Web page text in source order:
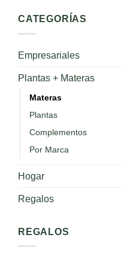
CATEGORÍAS
Empresariales
Plantas + Materas
Materas
Plantas
Complementos
Por Marca
Hogar
Regalos
REGALOS